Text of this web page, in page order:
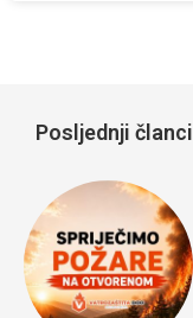
Posljednji članci